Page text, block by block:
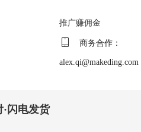
推广赚佣金
商务合作：
alex.qi@makeding.com
闪电发货